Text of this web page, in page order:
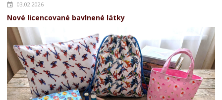
03.02.2026
Nové licencované bavlnené látky